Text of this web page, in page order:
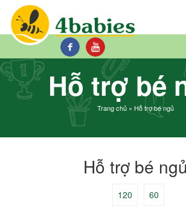
Hỗ trợ bé
Trang chủ» Hỗ trợ bé ngủ
Hỗ trợ bé ngủ
120 60